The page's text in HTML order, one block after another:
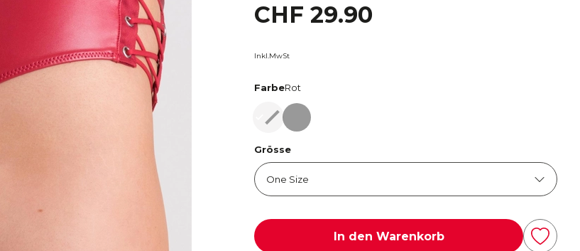
CHF 29.90
Inkl.MwSt
FarbeRot
RotSchwarz
Grösse
In den Warenkorb